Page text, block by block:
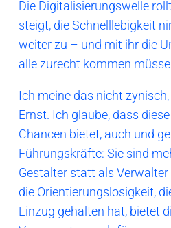
Die Digitalisierungswelle
steigt, die Schnelllebigkeit
weiter zu – und mit ihr die
alle zurecht kommen
Ich meine das nicht
Ernst. Ich glaube, dass
Chancen bietet, auch und
Führungskräfte: Sie sind
Gestalter statt als
die Orientierungslosigkeit,
Einzug gehalten hat, bietet